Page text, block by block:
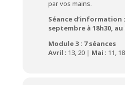
par vos mains.
Séance d’information
septembre à 18h30,
Module 3 : 7 séances
Avril : 13, 20 | Mai : 11,